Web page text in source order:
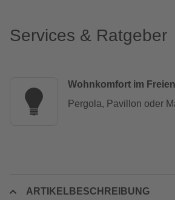
Services & Ratgeber
Wohnkomfort im Freien
Pergola, Pavillon oder
ARTIKELBESCHREIBUNG